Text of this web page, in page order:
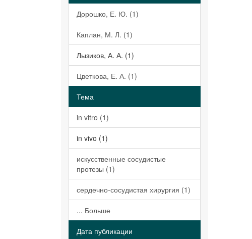
Дорошко, Е. Ю. (1)
Каплан, М. Л. (1)
Лызиков, А. А. (1)
Цветкова, Е. А. (1)
Тема
in vitro (1)
in vivo (1)
искусственные сосудистые
протезы (1)
сердечно-сосудистая хирургия (1)
... Больше
Дата публикации